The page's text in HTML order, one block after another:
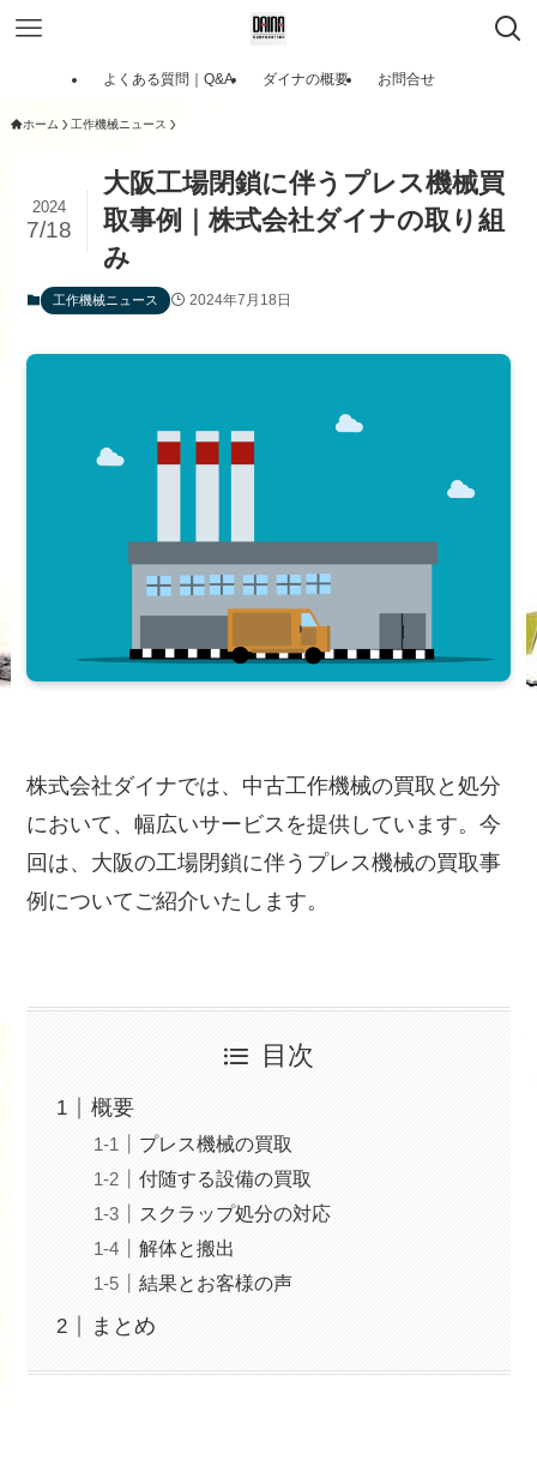
よくある質問｜Q&A ダイナの概要 お問合せ
ホーム 工作機械ニュース
大阪工場閉鎖に伴うプレス機械買
取事例｜株式会社ダイナの取り組
み
2024
7/18
工作機械ニュース 2024年7月18日
株式会社ダイナでは、中古工作機械の買取と処分
において、幅広いサービスを提供しています。今
回は、大阪の工場閉鎖に伴うプレス機械の買取事
例についてご紹介いたします。
目次
概要
プレス機械の買取
付随する設備の買取
スクラップ処分の対応
解体と搬出
結果とお客様の声
まとめ